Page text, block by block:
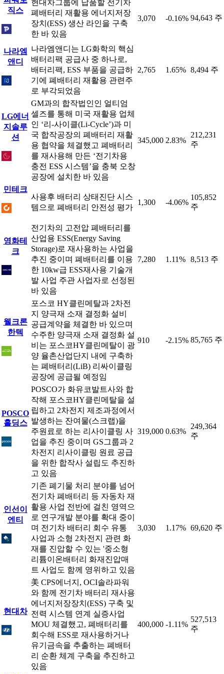
직스
현대차그룹에 납품할 전기차
폐배터리 재활용 에너지저장
장치(ESS) 생산 라인을 구축
한 바 있음
3,070 -0.16% 94,643 주
나라엠
앤디
나라엠앤디는 LG화학의 핵심
배터리팩 공급사 중 하나로,
배터리팩, ESS 부품을 공급하
기에 폐배터리 재활용 관련주
로 부각되었음
2,765 1.65% 8,494 주
LG에너
지솔루
션
GM과의 합작법인인 얼티엄
셀즈를 통해 미국 재활용 업체
인 ‘리-사이클(Li-Cycle’)과 미
국 합작공장의 폐배터리 재활
용 협약을 체결했고 폐배터리
를 재사용해 만든 ‘전기차용
충전 ESS 시스템’을 충북 오창
공장에 설치한 바 있음
345,000 2.83%
212,231
주
민테크
사용후 배터리 상태진단 시스
템으로 폐배터리 안전성 평가
1,300 -4.06%
105,852
주
영화테
크
전기차의 고전압 폐배터리를
산업용 ESS(Energy Saving
Storage)로 재사용하는 사업을
추진 중이며 폐배터리를 이용
한 10kw급 ESS재사용 기술개
발 사업 주관 사업자로 선정된
바 있음
7,280 1.11% 8,513 주
웰크론
한텍
포스코 HY클린메탈과 2차전
지 양극재 소재 결정화 설비
공급계약을 체결한 바 있으며
수주한 양극재 소재 결정화 설
비는 포스코HY클린메탈이 광
양 율촌산업단지 내에 구축하
는 폐배터리(LiB) 리싸이클링
공장에 공급될 예정임
910 -2.15% 85,765 주
POSCO
홀딩스
POSCO가 화유코발트사와 합
작해 포스코HY클린메탈을 설
립하고 2차전지 제조과정에서
발생하는 잔여물(스크랩)을
주원료로 하는 리사이클링 사
업을 추진 중이며 GS그룹과 2
차전지 리사이클링 원료 공급
을 위한 합작사 설립도 추진하
고 있음
319,000 0.63%
249,364
주
인선이
엔티
기존 폐기물 처리 분야를 넘어
전기차 폐배터리 등 자동차 재
활용 사업 전반에 걸친 영역으
로 연구개발 분야를 확대 중이
며 전기차 배터리 회수 유통
사업과 소형 2차전지 관련 화
재를 진압할 수 있는 '중소형
리튬이온배터리 화재진압매
트 사업도 함께 영위하고 있음
3,030 1.17% 69,620 주
현대차
美 CPS에너지, OCI솔라파워
와 함께 전기차 배터리 재사용
에너지저장장치(ESS) 구축 및
전력 시스템 연계 실증사업
MOU 체결했고, 폐배터리를
회수해 ESS로 재사용하거나
유기금속을 추출하는 폐배터
리 순환 체계 구축을 추진하고
있음
400,000 -1.11%
527,513
주